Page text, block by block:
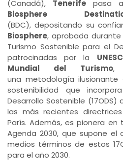
(Canadá), Tenerife pasa
Biosphere
(BDC), depositando su
Biosphere, aprobada
Turismo Sostenible para el
patrocinadas por la
Mundial del Turismo,
una metodología
sostenibilidad que
Desarrollo Sostenible (17ODS)
las más recientes
París. Además, es pionera
Agenda 2030, que supone
medios términos de estos
para el año 2030.